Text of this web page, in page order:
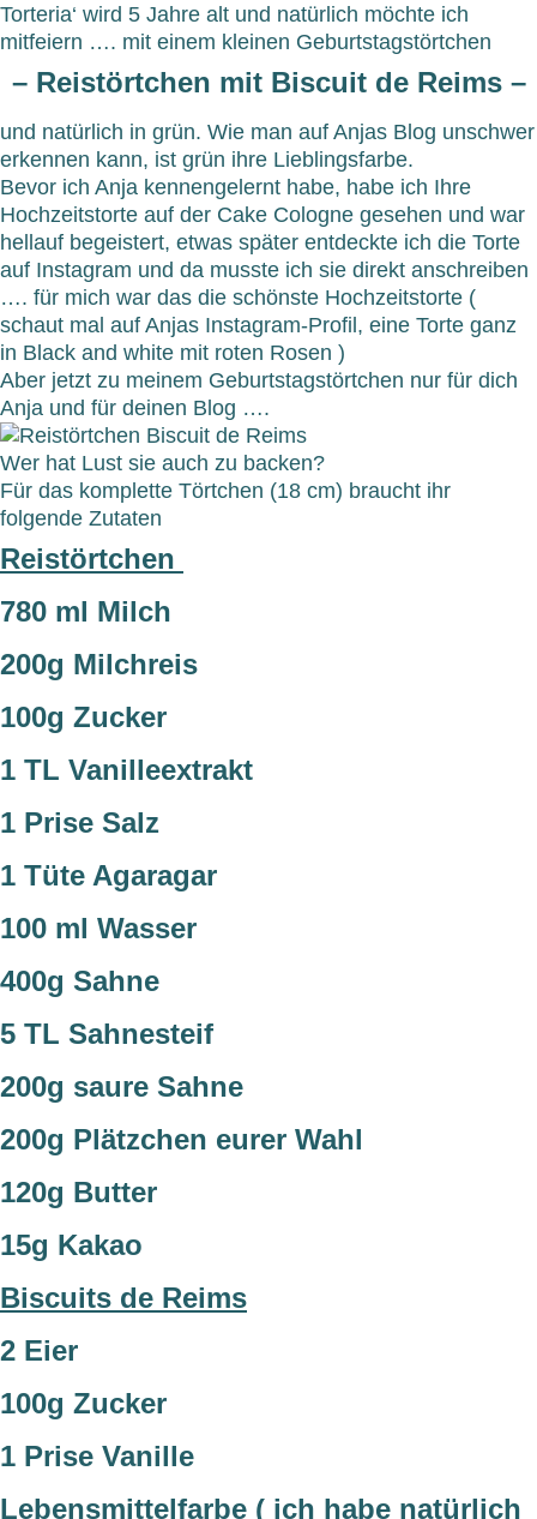
Torteria‘ wird 5 Jahre alt und natürlich möchte ich
mitfeiern …. mit einem kleinen Geburtstagstörtchen
– Reistörtchen mit Biscuit de Reims –
und natürlich in grün. Wie man auf Anjas Blog unschwer
erkennen kann, ist grün ihre Lieblingsfarbe.
Bevor ich Anja kennengelernt habe, habe ich Ihre
Hochzeitstorte auf der Cake Cologne gesehen und war
hellauf begeistert, etwas später entdeckte ich die Torte
auf Instagram und da musste ich sie direkt anschreiben
…. für mich war das die schönste Hochzeitstorte (
schaut mal auf Anjas Instagram-Profil, eine Torte ganz
in Black and white mit roten Rosen )
Aber jetzt zu meinem Geburtstagstörtchen nur für dich
Anja und für deinen Blog ….
Wer hat Lust sie auch zu backen?
Für das komplette Törtchen (18 cm) braucht ihr
folgende Zutaten
Reistörtchen
780 ml Milch
200g Milchreis
100g Zucker
1 TL Vanilleextrakt
1 Prise Salz
1 Tüte Agaragar
100 ml Wasser
400g Sahne
5 TL Sahnesteif
200g saure Sahne
200g Plätzchen eurer Wahl
120g Butter
15g Kakao
Biscuits de Reims
2 Eier
100g Zucker
1 Prise Vanille
Lebensmittelfarbe ( ich habe natürlich